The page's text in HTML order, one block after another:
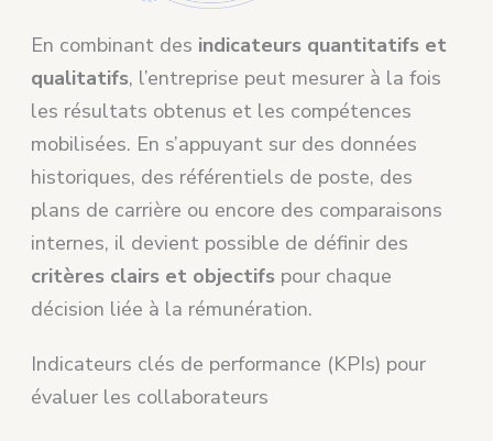
En combinant des indicateurs quantitatifs et
qualitatifs, l’entreprise peut mesurer à la fois
les résultats obtenus et les compétences
mobilisées. En s’appuyant sur des données
historiques, des référentiels de poste, des
plans de carrière ou encore des comparaisons
internes, il devient possible de définir des
critères clairs et objectifs pour chaque
décision liée à la rémunération.
Indicateurs clés de performance (KPIs) pour
évaluer les collaborateurs